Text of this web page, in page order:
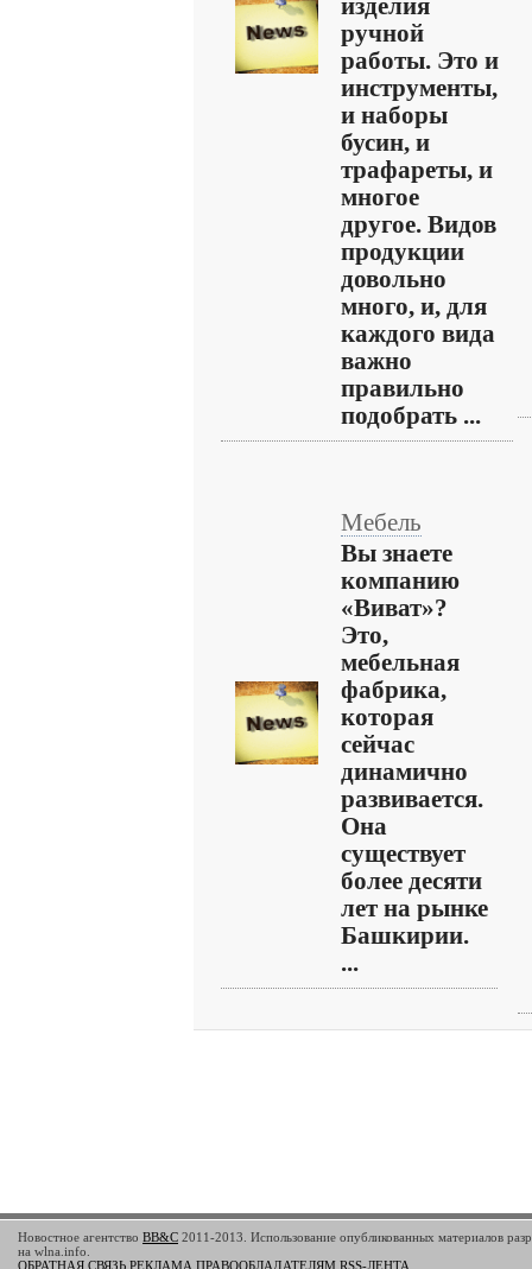
изделия
ручной
работы. Это и
инструменты,
и наборы
бусин, и
трафареты, и
многое
другое. Видов
продукции
довольно
много, и, для
каждого вида
важно
правильно
подобрать ...
Мебель
Вы знаете
компанию
«Виват»?
Это,
мебельная
фабрика,
которая
сейчас
динамично
развивается.
Она
существует
более десяти
лет на рынке
Башкирии.
...
Новостное агентство BB&C 2011-2013. Использование опубликованных материалов
на wlna.info.
ОБРАТНАЯ СВЯЗЬ РЕКЛАМА ПРАВООБЛАДАТЕЛЯМ RSS-ЛЕНТА